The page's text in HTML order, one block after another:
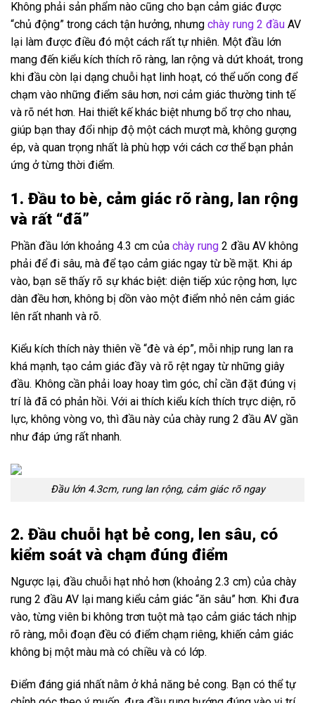
Không phải sản phẩm nào cũng cho bạn cảm giác được
“chủ động” trong cách tận hưởng, nhưng chày rung 2 đầu AV
lại làm được điều đó một cách rất tự nhiên. Một đầu lớn
mang đến kiểu kích thích rõ ràng, lan rộng và dứt khoát, trong
khi đầu còn lại dạng chuỗi hạt linh hoạt, có thể uốn cong để
chạm vào những điểm sâu hơn, nơi cảm giác thường tinh tế
và rõ nét hơn. Hai thiết kế khác biệt nhưng bổ trợ cho nhau,
giúp bạn thay đổi nhịp độ một cách mượt mà, không gượng
ép, và quan trọng nhất là phù hợp với cách cơ thể bạn phản
ứng ở từng thời điểm.
1. Đầu to bè, cảm giác rõ ràng, lan rộng
và rất “đã”
Phần đầu lớn khoảng 4.3 cm của chày rung 2 đầu AV không
phải để đi sâu, mà để tạo cảm giác ngay từ bề mặt. Khi áp
vào, bạn sẽ thấy rõ sự khác biệt: diện tiếp xúc rộng hơn, lực
dàn đều hơn, không bị dồn vào một điểm nhỏ nên cảm giác
lên rất nhanh và rõ.
Kiểu kích thích này thiên về “đè và ép”, mỗi nhịp rung lan ra
khá mạnh, tạo cảm giác đầy và rõ rệt ngay từ những giây
đầu. Không cần phải loay hoay tìm góc, chỉ cần đặt đúng vị
trí là đã có phản hồi. Với ai thích kiểu kích thích trực diện, rõ
lực, không vòng vo, thì đầu này của chày rung 2 đầu AV gần
như đáp ứng rất nhanh.
Đầu lớn 4.3cm, rung lan rộng, cảm giác rõ ngay
2. Đầu chuỗi hạt bẻ cong, len sâu, có
kiểm soát và chạm đúng điểm
Ngược lại, đầu chuỗi hạt nhỏ hơn (khoảng 2.3 cm) của chày
rung 2 đầu AV lại mang kiểu cảm giác “ăn sâu” hơn. Khi đưa
vào, từng viên bi không trơn tuột mà tạo cảm giác tách nhịp
rõ ràng, mỗi đoạn đều có điểm chạm riêng, khiến cảm giác
không bị một màu mà có chiều và có lớp.
Điểm đáng giá nhất nằm ở khả năng bẻ cong. Bạn có thể tự